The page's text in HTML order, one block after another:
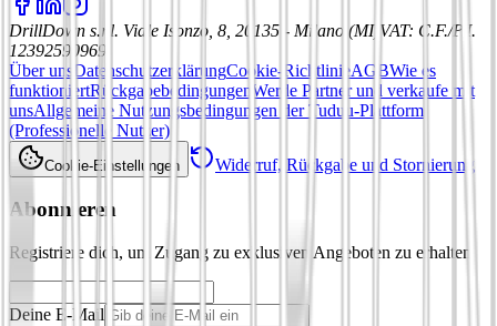
DrillDown s.r.l. Viale Isonzo, 8, 20135 - Milano (MI) VAT: C.F./P.I.
12392590969
Über uns DatenschutzerklärungCookie-RichtlinieAGBWie es
funktioniertRückgabebedingungen Werde Partner und verkaufe mit
unsAllgemeine Nutzungsbedingungen der Tuduu-Plattform
(Professionelle Nutzer)
Cookie-Einstellungen Widerruf, Rückgabe und Stornierung
Abonnieren
Registriere dich, um Zugang zu exklusiven Angeboten zu erhalten
Deine E-Mail